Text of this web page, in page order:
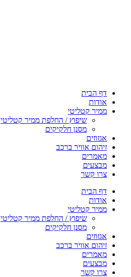
דף הבית
אודות
ממיר קטליטי
שיפוץ / החלפת ממיר קטליטי
מסנן חלקיקים
אגזוזים
זיהום אוויר ברכב
מאמרים
מבצעים
צרו קשר
דף הבית
אודות
ממיר קטליטי
שיפוץ / החלפת ממיר קטליטי
מסנן חלקיקים
אגזוזים
זיהום אוויר ברכב
מאמרים
מבצעים
צרו קשר